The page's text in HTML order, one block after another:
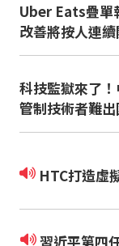
Uber Eats疊單
改善將按人連
科技監獄來了
管制技術者難
HTC打造虛
習近平第四任期穩了？從五中全會解析中